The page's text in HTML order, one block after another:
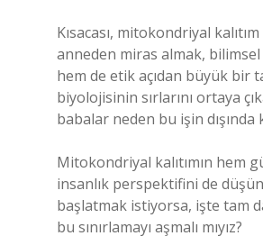
Kısacası, mitokondriyal
anneden miras almak, bilimsel
hem de etik açıdan büyük bir
biyolojisinin sırlarını ortaya
babalar neden bu işin dışında
Mitokondriyal kalıtımın hem
insanlık perspektifini de
başlatmak istiyorsa, işte tam
bu sınırlamayı aşmalı mıyız?